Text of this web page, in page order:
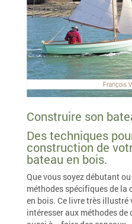
Construire son
Des techniques
construction de
bateau en bois.
Que vous soyez débutant
méthodes spécifiques de la
en bois. Ce livre très
intéresser aux méthodes